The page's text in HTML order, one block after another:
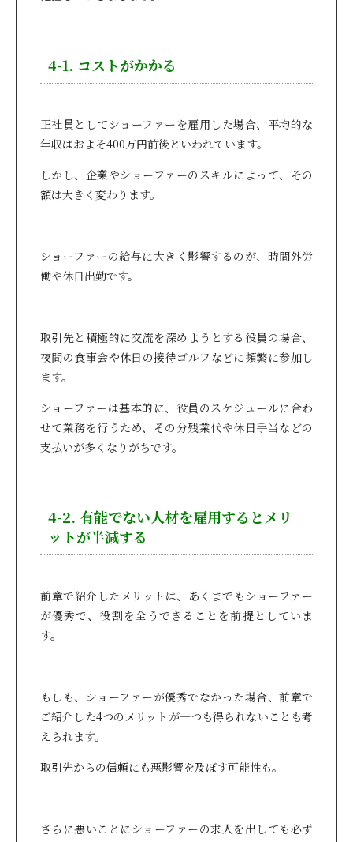
4-1. コストがかかる
正社員としてショーファーを雇用した場合、平均的な
年収はおよそ400万円前後といわれています。
しかし、企業やショーファーのスキルによって、その
額は大きく変わります。
ショーファーの給与に大きく影響するのが、時間外労
働や休日出勤です。
取引先と積極的に交流を深めようとする役員の場合、
夜間の食事会や休日の接待ゴルフなどに頻繁に参加し
ます。
ショーファーは基本的に、役員のスケジュールに合わ
せて業務を行うため、その分残業代や休日手当などの
支払いが多くなりがちです。
4-2. 有能でない人材を雇用するとメリ
ットが半減する
前章で紹介したメリットは、あくまでもショーファー
が優秀で、役割を全うできることを前提としていま
す。
もしも、ショーファーが優秀でなかった場合、前章で
ご紹介した4つのメリットが一つも得られないことも考
えられます。
取引先からの信頼にも悪影響を及ぼす可能性も。
さらに悪いことにショーファーの求人を出しても必ず